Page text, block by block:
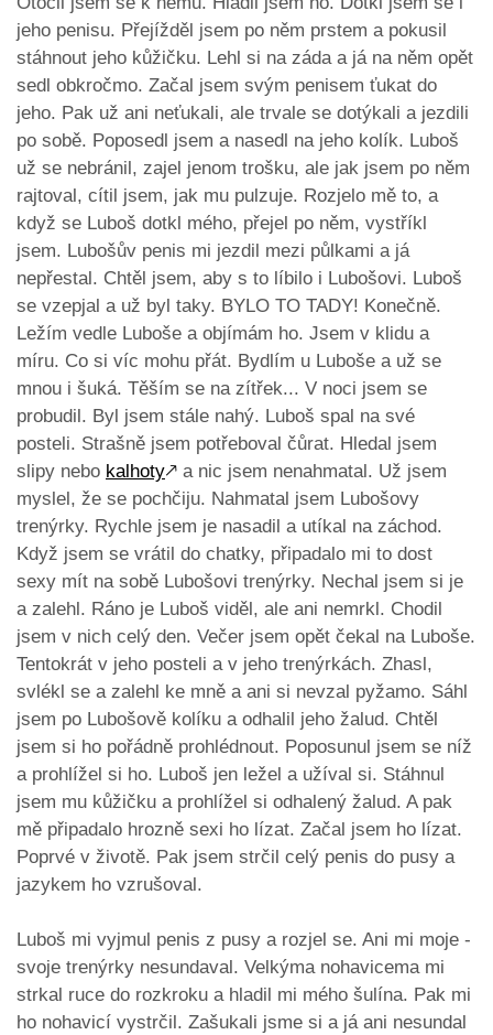
jeho penisu. Přejížděl jsem po něm prstem a pokusil
stáhnout jeho kůžičku. Lehl si na záda a já na něm opět
sedl obkročmo. Začal jsem svým penisem ťukat do
jeho. Pak už ani neťukali, ale trvale se dotýkali a jezdili
po sobě. Poposedl jsem a nasedl na jeho kolík. Luboš
už se nebránil, zajel jenom trošku, ale jak jsem po něm
rajtoval, cítil jsem, jak mu pulzuje. Rozjelo mě to, a
když se Luboš dotkl mého, přejel po něm, vystříkl
jsem. Lubošův penis mi jezdil mezi půlkami a já
nepřestal. Chtěl jsem, aby s to líbilo i Lubošovi. Luboš
se vzepjal a už byl taky. BYLO TO TADY! Konečně.
Ležím vedle Luboše a objímám ho. Jsem v klidu a
míru. Co si víc mohu přát. Bydlím u Luboše a už se
mnou i šuká. Těším se na zítřek... V noci jsem se
probudil. Byl jsem stále nahý. Luboš spal na své
posteli. Strašně jsem potřeboval čůrat. Hledal jsem
slipy nebo kalhoty🡕 a nic jsem nenahmatal. Už jsem
myslel, že se pochčiju. Nahmatal jsem Lubošovy
trenýrky. Rychle jsem je nasadil a utíkal na záchod.
Když jsem se vrátil do chatky, připadalo mi to dost
sexy mít na sobě Lubošovi trenýrky. Nechal jsem si je
a zalehl. Ráno je Luboš viděl, ale ani nemrkl. Chodil
jsem v nich celý den. Večer jsem opět čekal na Luboše.
Tentokrát v jeho posteli a v jeho trenýrkách. Zhasl,
svlékl se a zalehl ke mně a ani si nevzal pyžamo. Sáhl
jsem po Lubošově kolíku a odhalil jeho žalud. Chtěl
jsem si ho pořádně prohlédnout. Poposunul jsem se níž
a prohlížel si ho. Luboš jen ležel a užíval si. Stáhnul
jsem mu kůžičku a prohlížel si odhalený žalud. A pak
mě připadalo hrozně sexi ho lízat. Začal jsem ho lízat.
Poprvé v životě. Pak jsem strčil celý penis do pusy a
jazykem ho vzrušoval.
Luboš mi vyjmul penis z pusy a rozjel se. Ani mi moje -
svoje trenýrky nesundaval. Velkýma nohavicema mi
strkal ruce do rozkroku a hladil mi mého šulína. Pak mi
ho nohavicí vystrčil. Zašukali jsme si a já ani nesundal